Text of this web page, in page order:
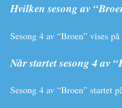
Hvilken sesong av
Sesong 4 av “Broen” vises
Når startet sesong 4 av
Sesong 4 av “Broen” startet